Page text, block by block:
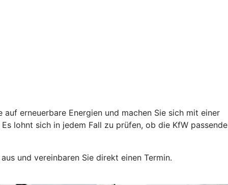
erneuerbare Energien und machen Sie sich mit einer
lohnt sich in jedem Fall zu prüfen, ob die KfW passende
und vereinbaren Sie direkt einen Termin.